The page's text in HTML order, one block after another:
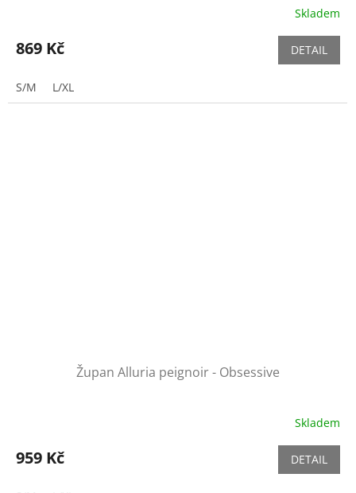
Skladem
869 Kč DETAIL
S/M L/XL
Župan Alluria peignoir - Obsessive
Skladem
959 Kč DETAIL